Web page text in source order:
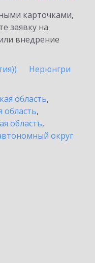
карточками,
заявку на
внедрение
Нерюнгри
область,
область,
область,
округ